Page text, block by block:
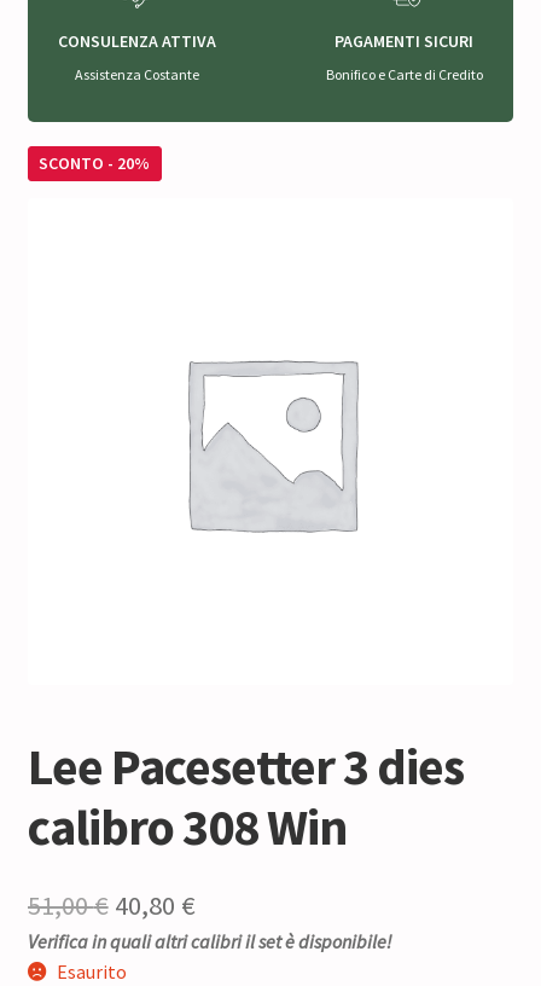
CONSULENZA ATTIVA
Assistenza Costante
PAGAMENTI SICURI
Bonifico e Carte di Credito
SCONTO - 20%
Lee Pacesetter 3 dies
calibro 308 Win
51,00€ Il
prezzo
40,80 €Il
prezzo
Verifica in quali altri calibri il set è disponibile!
Esaurito